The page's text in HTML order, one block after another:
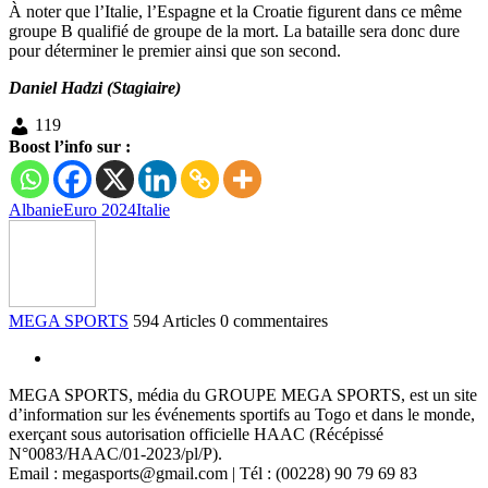
À noter que l’Italie, l’Espagne et la Croatie figurent dans ce même
groupe B qualifié de groupe de la mort. La bataille sera donc dure
pour déterminer le premier ainsi que son second.
Daniel Hadzi (Stagiaire)
119
Boost l’info sur :
AlbanieEuro 2024Italie
MEGA SPORTS 594 Articles 0 commentaires
MEGA SPORTS, média du GROUPE MEGA SPORTS, est un site
d’information sur les événements sportifs au Togo et dans le monde,
exerçant sous autorisation officielle HAAC (Récépissé
N°0083/HAAC/01-2023/pl/P).
Email : megasports@gmail.com | Tél : (00228) 90 79 69 83